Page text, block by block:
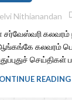
Nithianandan
சர்வேஸ்வரி கலவரம்
கலவரம்
செய்திகள்
READING